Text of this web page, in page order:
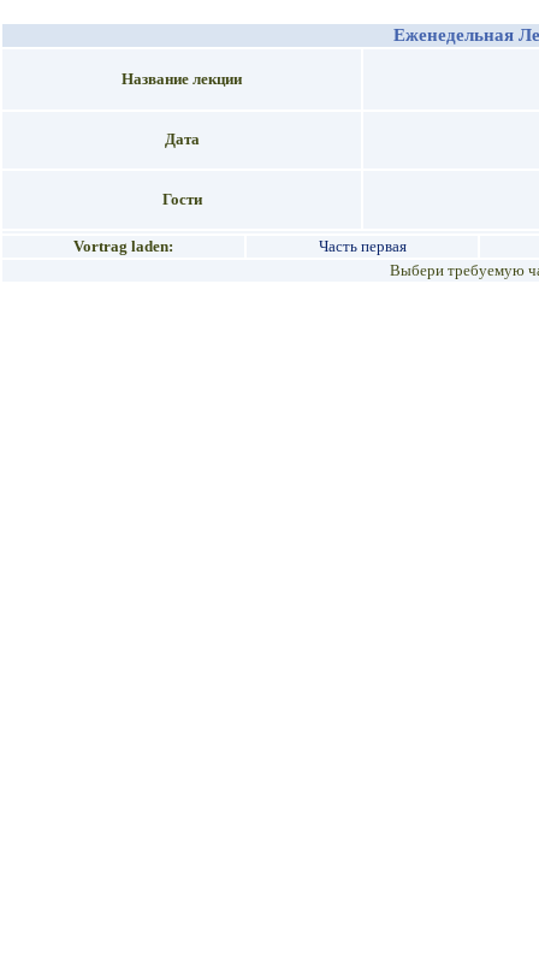
Еженедельная
Название лекции
Дата
Гости
Vortrag laden:
Часть первая
Выбери требуемую